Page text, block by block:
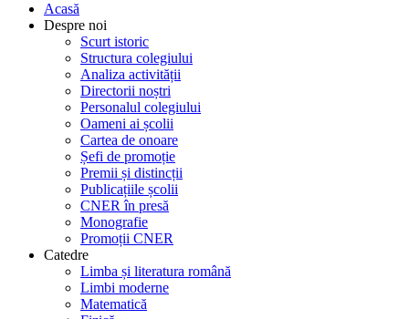
Acasă
Despre noi
Scurt istoric
Structura colegiului
Analiza activității
Directorii noștri
Personalul colegiului
Oameni ai școlii
Cartea de onoare
Șefi de promoție
Premii și distincții
Publicațiile școlii
CNER în presă
Monografie
Promoții CNER
Catedre
Limba și literatura română
Limbi moderne
Matematică